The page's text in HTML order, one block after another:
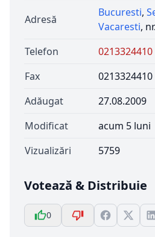
Adresă
Bucuresti,
Vacaresti,
Telefon
0213324410
Fax
0213324410
Adăugat
27.08.2009
Modificat
acum 5 luni
Vizualizări
5759
Votează & Distribuie
0